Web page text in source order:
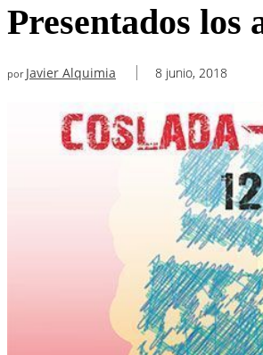
Presentados
por Javier Alquimia 8 junio, 2018